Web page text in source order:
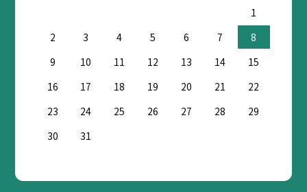
1
2
3 4 5 6 7
8
9
10 11 12 13 14
15
16
17 18 19 20 21
22
23
24 25 26 27 28
29
30
31